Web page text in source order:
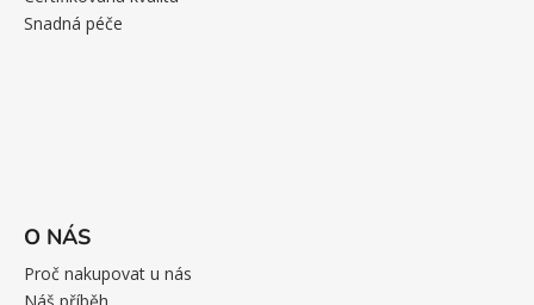
Snadná péče
O NÁS
Proč nakupovat u nás